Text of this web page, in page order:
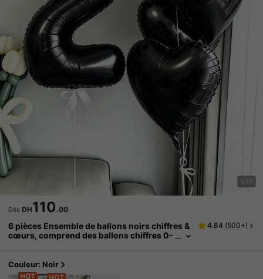
1/17
Dès DH110.00
6 pièces Ensemble de ballons noirs chiffres &
cœurs, comprend des ballons chiffres 0-
saire, mariage, anniversaire, fête de la Saint-V
alentin - Fournitures de fête noires
4.84 (500+)
Couleur: Noir